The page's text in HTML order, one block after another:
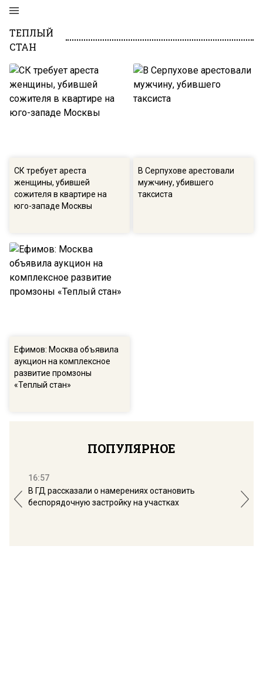
ТЕПЛЫЙ
СТАН
СК требует ареста
женщины, убившей
сожителя в квартире на
юго-западе Москвы
В Серпухове арестовали
мужчину, убившего
таксиста
Ефимов: Москва объявила
аукцион на комплексное
развитие промзоны
«Теплый стан»
ПОПУЛЯРНОЕ
16:57
В ГД рассказали о намерениях остановить
беспорядочную застройку на участках